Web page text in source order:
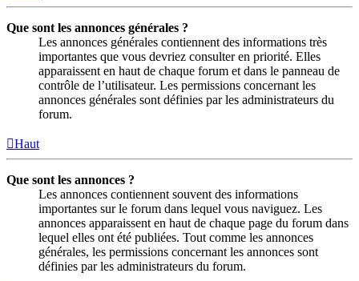
Que sont les annonces générales ?
Les annonces générales contiennent des informations très
importantes que vous devriez consulter en priorité. Elles
apparaissent en haut de chaque forum et dans le panneau de
contrôle de l’utilisateur. Les permissions concernant les
annonces générales sont définies par les administrateurs du
forum.
Haut
Que sont les annonces ?
Les annonces contiennent souvent des informations
importantes sur le forum dans lequel vous naviguez. Les
annonces apparaissent en haut de chaque page du forum dans
lequel elles ont été publiées. Tout comme les annonces
générales, les permissions concernant les annonces sont
définies par les administrateurs du forum.